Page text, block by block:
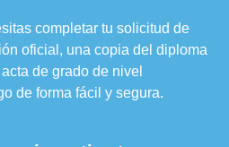
completar tu solicitud de
oficial, una copia del diploma
de grado de nivel
de forma fácil y segura.